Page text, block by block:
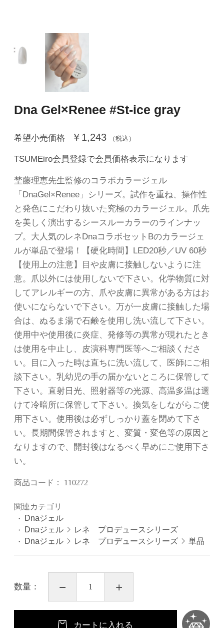
Dna Gel×Renee #St-ice gray
希望小売価格 ￥1,243 （税込）
TSUMEiro会員登録で会員価格表示になります
埜藤理恵先生監修のコラボカラージェル
「DnaGel×Renee」シリーズ。試作を重ね、操作性
と発色にこだわり抜いた究極のカラージェル。爪先
を美しく演出するシースルーカラーのラインナッ
プ。大人気のレネDnaコラボセットBのカラージェ
ルが単品で登場！【硬化時間】LED20秒／UV 60秒
【使用上の注意】目や皮膚に接触しないように注
意。爪以外には使用しないで下さい。化学物質に対
してアレルギーの方、爪や皮膚に異常がある方はお
使いにならないで下さい。万が一皮膚に接触した場
合は、ぬるま湯で石鹸を使用し洗い流して下さい。
使用中や使用後に炎症、発修等の異常が現れたとき
は使用を中止し、皮演科専門医等へご相談くださ
い。目に入った時は直ちに洗い流して、医師にご相
談下さい。乳幼児の手の届かないところに保管して
下さい。直射日光、照射器等の光源、高温多温は選
けて冷暗所に保管して下さい。換気をしながらご使
用下さい。使用後は必ずしっかり蓋を閉めて下さ
い。長期間保管されますと、変質・変色等の原因と
なりますので、開封後はなるべく早めにご使用下さ
い。
商品コード： 110272
関連カテゴリ
Dnaジェル
Dnaジェル
レネ プロデュースシリーズ
Dnaジェル
レネ プロデュースシリーズ 単品
数量：
カートに入れる